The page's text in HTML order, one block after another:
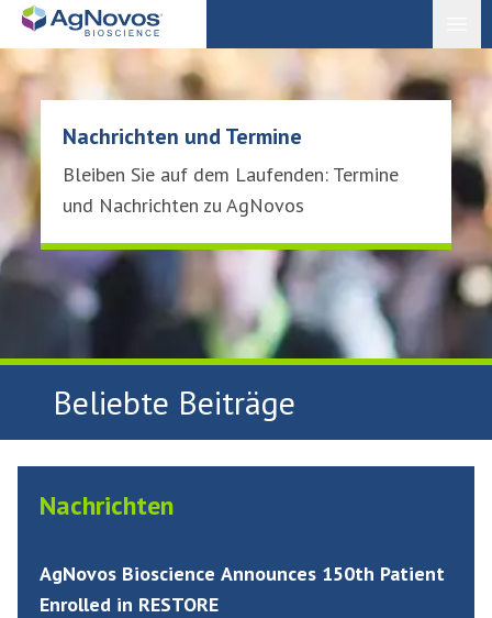
Nachrichten und Termine
Bleiben Sie auf dem Laufenden: Termine
und Nachrichten zu AgNovos
Beliebte Beiträge
Nachrichten
AgNovos Bioscience Announces 150th Patient
Enrolled in RESTORE